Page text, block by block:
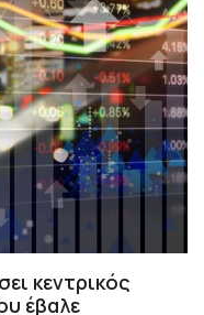
κεντρικός
έβαλε